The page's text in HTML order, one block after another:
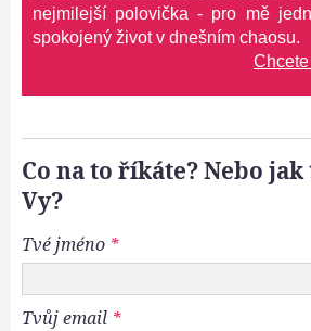
nejmilejší polovička - pro mě
spokojený život v dnešním chaosu.
Co na to říkáte? Nebo
Vy?
Tvé jméno *
Tvůj email *